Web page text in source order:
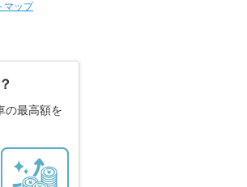
マップ
の最高額を